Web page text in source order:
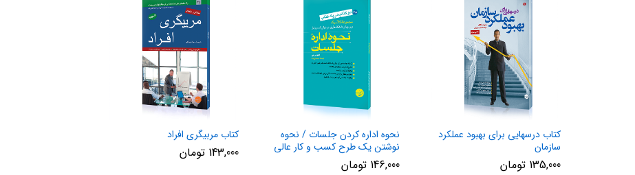
کتاب درسهایی برای بهبود عملکرد
سازمان‌
135,000 تومان
نحوه اداره کردن جلسات / نحوه
نوشتن یک طرح کسب و کار عالی
146,000 تومان
کتاب مربیگری افراد
143,000 تومان